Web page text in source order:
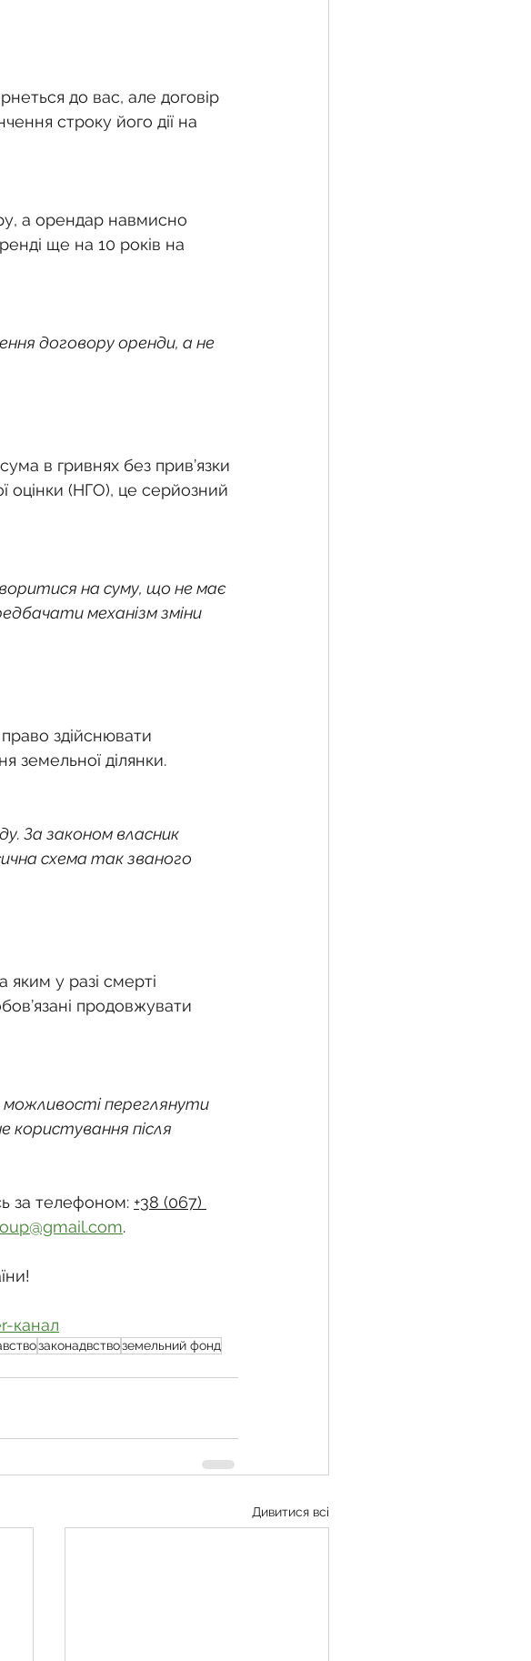
до вас, але договір
строку його дії на
а орендар навмисно
ще на 10 років на
договору оренди, а не
в гривнях без прив’язки
оцінки (НГО), це серйозний
на суму, що не має
механізм зміни
здійснювати
земельної ділянки.
За законом власник
схема так званого
у разі смерті
продовжувати
можливості переглянути
користування після
за телефоном: +38 (067)
.
канал
законадвствоземельний фонд
Дивитися всі